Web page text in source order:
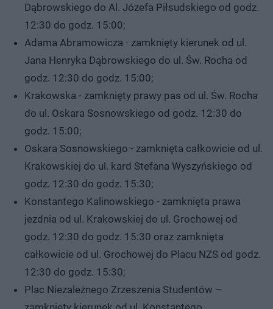
Dąbrowskiego do Al. Józefa Piłsudskiego od godz.
12:30 do godz. 15:00;
Adama Abramowicza - zamknięty kierunek od ul.
Jana Henryka Dąbrowskiego do ul. Św. Rocha od
godz. 12:30 do godz. 15:00;
Krakowska - zamknięty prawy pas od ul. Św. Rocha
do ul. Oskara Sosnowskiego od godz. 12:30 do
godz. 15:00;
Oskara Sosnowskiego - zamknięta całkowicie od ul.
Krakowskiej do ul. kard Stefana Wyszyńskiego od
godz. 12:30 do godz. 15:30;
Konstantego Kalinowskiego - zamknięta prawa
jezdnia od ul. Krakowskiej do ul. Grochowej od
godz. 12:30 do godz. 15:30 oraz zamknięta
całkowicie od ul. Grochowej do Placu NZS od godz.
12:30 do godz. 15:30;
Plac Niezależnego Zrzeszenia Studentów –